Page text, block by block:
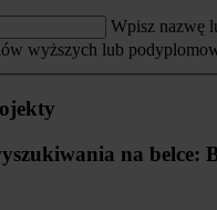
Wpisz nazwę
wyższych lub
na belce: